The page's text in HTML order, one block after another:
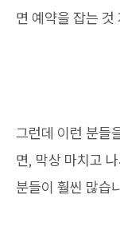
면 예약을 잡는 것
그런데 이런 분들
면, 막상 마치고
분들이 훨씬 많습